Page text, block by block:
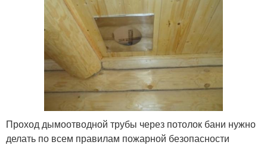
Проход дымоотводной трубы через потолок бани нужно
делать по всем правилам пожарной безопасности